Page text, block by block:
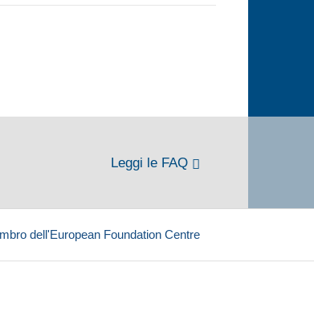
Leggi le FAQ
dell'European Foundation Centre